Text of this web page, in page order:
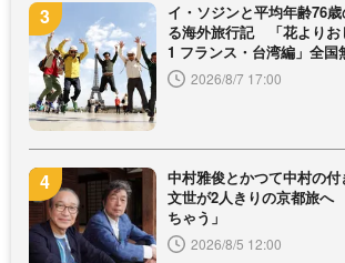
イ・ソジンと平均年齢76
る海外旅行記 「花よりお
1 フランス・台湾編」全国
2026/8/7 17:00
中村雅俊とかつて中村の
文世が2人きりの京都旅
ちゃう」
2026/8/5 12:00